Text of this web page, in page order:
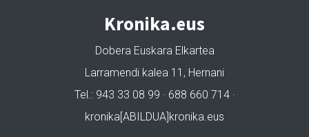
Kronika.eus
Dobera Euskara Elkartea
Larramendi kalea 11, Hernani
Tel.: 943 33 08 99 · 688 660 714 ·
kronika[ABILDUA]kronika.eus